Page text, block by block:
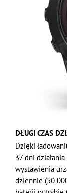
DŁUGI CZAS
Dzięki
37 dni
wystawienia
dziennie (50